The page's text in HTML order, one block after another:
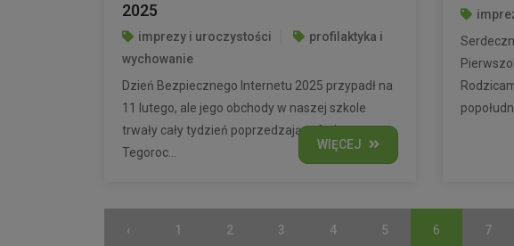
2025
imprezy i uroczystości
profilaktyka i
wychowanie
Dzień Bezpiecznego Internetu 2025 przypadł na
11 lutego, ale jego obchody w naszej szkole
trwały cały tydzień poprzedzający ferie.
Tegoroc...
WIĘCEJ
‹ 1 2 3 4 5 6 7